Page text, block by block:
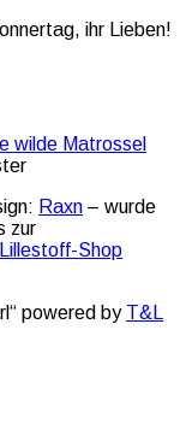
ihr Lieben!
wilde Matrossel
Raxn – wurde
zur
Lillestoff-Shop
powered by T&L